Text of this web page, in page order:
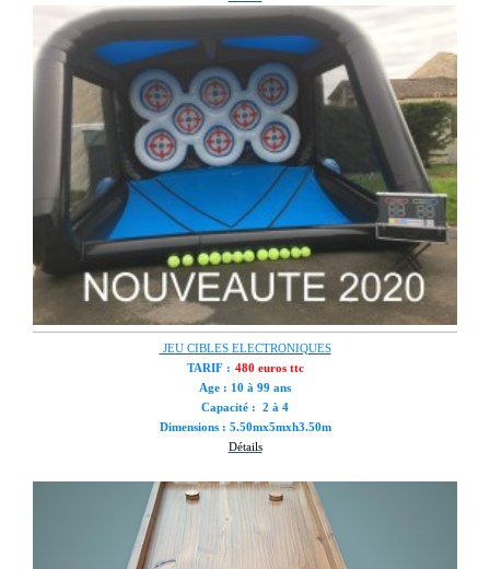
JEU CIBLES ELECTRONIQUES
TARIF : 480 euros ttc
Age : 10 à 99 ans
Capacité : 2 à 4
Dimensions : 5.50mx5mxh3.50m
Détails